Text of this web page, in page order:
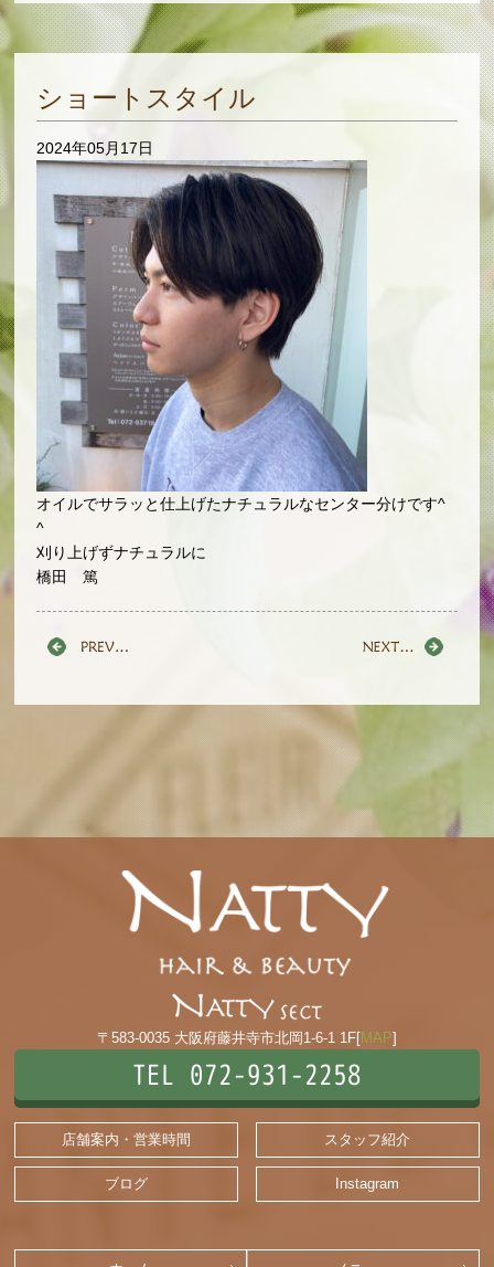
ショートスタイル
2024年05月17日
オイルでサラッと仕上げたナチュラルなセンター分けです^
^
刈り上げずナチュラルに
橋田 篤
〒583-0035 大阪府藤井寺市北岡1-6-1 1F[MAP]
TEL 072-931-2258
店舗案内・営業時間 スタッフ紹介
ブログ Instagram